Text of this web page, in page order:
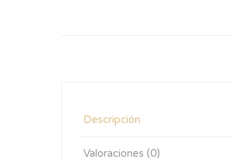
Descripción
Valoraciones (0)